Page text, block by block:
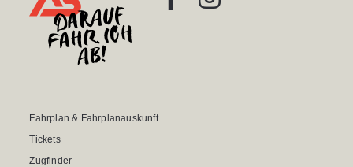
Fahrplan & Fahrplanauskunft
Tickets
Zugfinder